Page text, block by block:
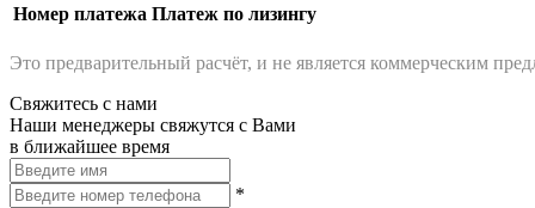
Номер платежа Платеж по лизингу
Это предварительный расчёт, и не является коммерческим
Свяжитесь с нами
Наши менеджеры свяжутся с Вами
в ближайшее время
*